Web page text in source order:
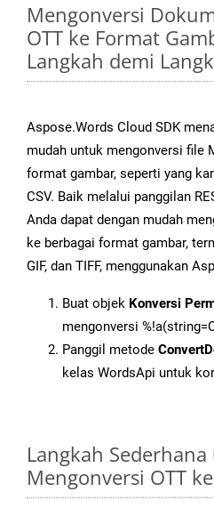
Mengonversi
OTT ke Format
Langkah demi
Aspose.Words Cloud SDK
mudah untuk mengonversi file
format gambar, seperti yang
CSV. Baik melalui panggilan
Anda dapat dengan mudah
ke berbagai format gambar,
GIF, dan TIFF, menggunakan
Buat objek Konversi
mengonversi
Panggil metode
kelas WordsApi untuk
Langkah
Mengonversi OTT